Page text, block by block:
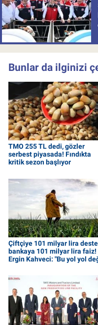
Bunlar da ilginizi
TMO 255 TL dedi, gözler
serbest piyasada! Fındıkta
kritik sezon başlıyor
Çiftçiye 101 milyar lira
bankaya 101 milyar lira faiz!
Ergin Kahveci: "Bu yol yol